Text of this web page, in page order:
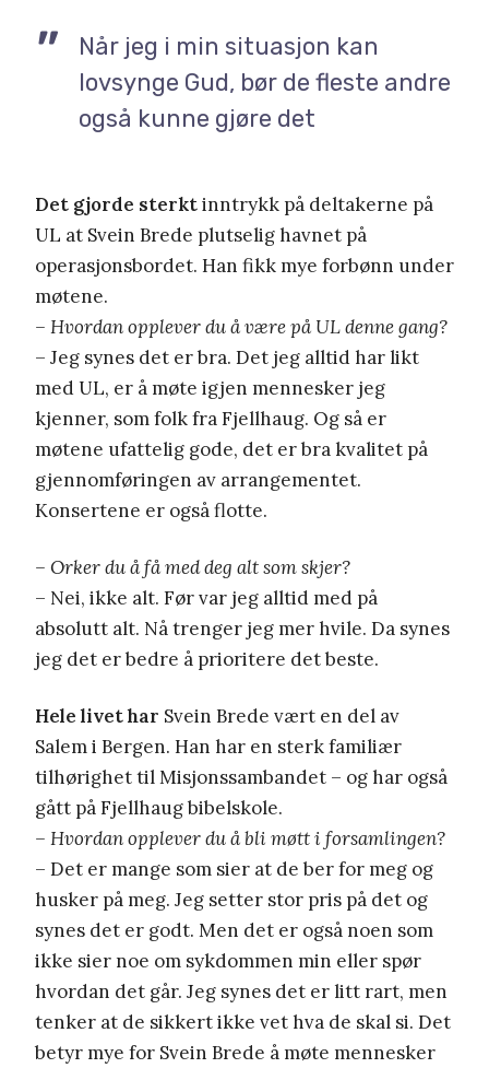
Når jeg i min situasjon kan
lovsynge Gud, bør de fleste andre
også kunne gjøre det
Det gjorde sterktinntrykk på deltakerne på
UL at Svein Brede plutselig havnet på
operasjonsbordet. Han fikk mye forbønn under
møtene.
– Hvordan opplever du å være på UL denne gang?
– Jeg synes det er bra. Det jeg alltid har likt
med UL, er å møte igjen mennesker jeg
kjenner, som folk fra Fjellhaug. Og så er
møtene ufattelig gode, det er bra kvalitet på
gjennomføringen av arrangementet.
Konsertene er også flotte.
– Orker du å få med deg alt som skjer?
– Nei, ikke alt. Før var jeg alltid med på
absolutt alt. Nå trenger jeg mer hvile. Da synes
jeg det er bedre å prioritere det beste.
Hele livet har Svein Brede vært en del av
Salem i Bergen. Han har en sterk familiær
tilhørighet til Misjonssambandet – og har også
gått på Fjellhaug bibelskole.
– Hvordan opplever du å bli møtt i forsamlingen?
– Det er mange som sier at de ber for meg og
husker på meg. Jeg setter stor pris på det og
synes det er godt. Men det er også noen som
ikke sier noe om sykdommen min eller spør
hvordan det går. Jeg synes det er litt rart, men
tenker at de sikkert ikke vet hva de skal si. Det
betyr mye for Svein Brede å møte mennesker